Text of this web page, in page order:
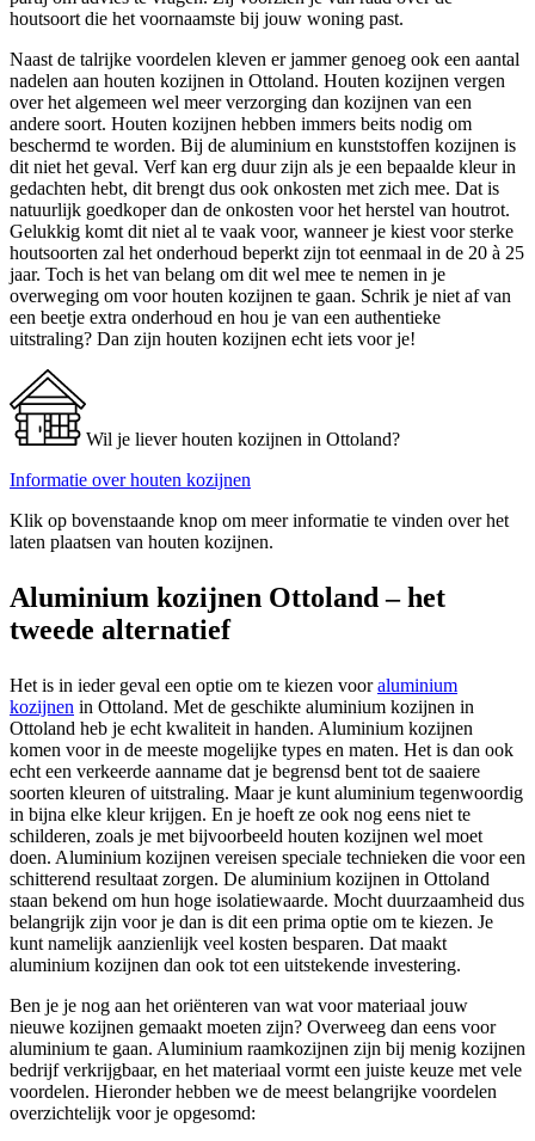
houtsoort die het voornaamste bij jouw woning past.
Naast de talrijke voordelen kleven er jammer genoeg ook een aantal
nadelen aan houten kozijnen in Ottoland. Houten kozijnen vergen
over het algemeen wel meer verzorging dan kozijnen van een
andere soort. Houten kozijnen hebben immers beits nodig om
beschermd te worden. Bij de aluminium en kunststoffen kozijnen is
dit niet het geval. Verf kan erg duur zijn als je een bepaalde kleur in
gedachten hebt, dit brengt dus ook onkosten met zich mee. Dat is
natuurlijk goedkoper dan de onkosten voor het herstel van houtrot.
Gelukkig komt dit niet al te vaak voor, wanneer je kiest voor sterke
houtsoorten zal het onderhoud beperkt zijn tot eenmaal in de 20 à 25
jaar. Toch is het van belang om dit wel mee te nemen in je
overweging om voor houten kozijnen te gaan. Schrik je niet af van
een beetje extra onderhoud en hou je van een authentieke
uitstraling? Dan zijn houten kozijnen echt iets voor je!
Wil je liever houten kozijnen in Ottoland?
Informatie over houten kozijnen
Klik op bovenstaande knop om meer informatie te vinden over het
laten plaatsen van houten kozijnen.
Aluminium kozijnen Ottoland – het
tweede alternatief
Het is in ieder geval een optie om te kiezen vooraluminium
kozijnen in Ottoland. Met de geschikte aluminium kozijnen in
Ottoland heb je echt kwaliteit in handen. Aluminium kozijnen
komen voor in de meeste mogelijke types en maten. Het is dan ook
echt een verkeerde aanname dat je begrensd bent tot de saaiere
soorten kleuren of uitstraling. Maar je kunt aluminium tegenwoordig
in bijna elke kleur krijgen. En je hoeft ze ook nog eens niet te
schilderen, zoals je met bijvoorbeeld houten kozijnen wel moet
doen. Aluminium kozijnen vereisen speciale technieken die voor een
schitterend resultaat zorgen. De aluminium kozijnen in Ottoland
staan bekend om hun hoge isolatiewaarde. Mocht duurzaamheid dus
belangrijk zijn voor je dan is dit een prima optie om te kiezen. Je
kunt namelijk aanzienlijk veel kosten besparen. Dat maakt
aluminium kozijnen dan ook tot een uitstekende investering.
Ben je je nog aan het oriënteren van wat voor materiaal jouw
nieuwe kozijnen gemaakt moeten zijn? Overweeg dan eens voor
aluminium te gaan. Aluminium raamkozijnen zijn bij menig kozijnen
bedrijf verkrijgbaar, en het materiaal vormt een juiste keuze met vele
voordelen. Hieronder hebben we de meest belangrijke voordelen
overzichtelijk voor je opgesomd: